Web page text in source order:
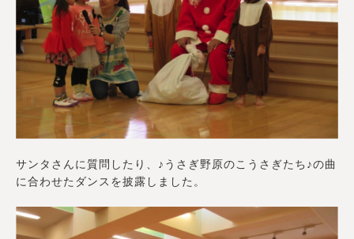
サンタさんに質問したり、♪うさぎ野原のこうさぎたち♪の曲
に合わせたダンスを披露しました。